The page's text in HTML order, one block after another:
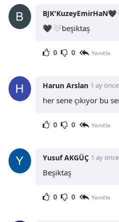
🖤🤍beşiktaş
0 0 Yanıtla
Harun Arslan 1 ay önce
her sene çıkıyor bu
0 0 Yanıtla
Yusuf AKGÜÇ 1 ay önce
Beşiktaş
0 0 Yanıtla